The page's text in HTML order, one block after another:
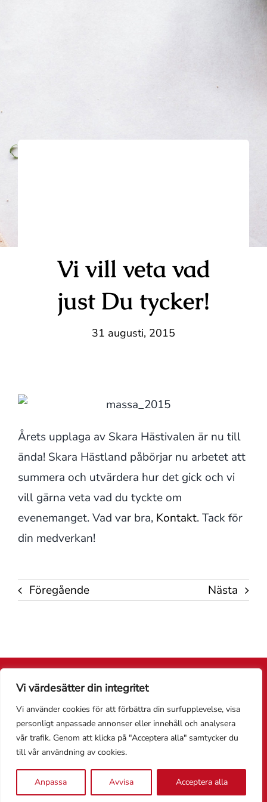
Vi värdesätter din integritet
Vi använder cookies för att förbättra din surfupplevelse, visa
personligt anpassade annonser eller innehåll och analysera
vår trafik. Genom att klicka på "Acceptera alla" samtycker du
till vår användning av cookies.
Anpassa Avvisa Acceptera alla
Vi vill veta vad
just Du tycker!
31 augusti, 2015
Årets upplaga av Skara Hästivalen är nu till
ända! Skara Hästland påbörjar nu arbetet att
summera och utvärdera hur det gick och vi
vill gärna veta vad du tyckte om
evenemanget. Vad var bra, Kontakt. Tack för
din medverkan!
Föregående Nästa
skapad avAlizonWeb AB.